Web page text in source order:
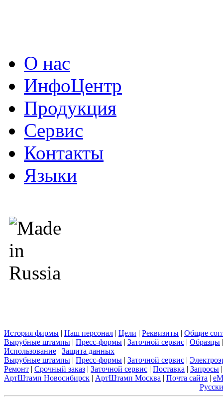
О нас
ИнфоЦентр
Продукция
Сервис
Контакты
Языки
История фирмы | Наш персонал | Цели | Реквизиты | Общие
Вырубные штампы | Пресс-формы | Заточной сервис | Образцы
Использование | Защита данных
Вырубные штампы | Пресс-формы | Заточной сервис |
Ремонт | Срочный заказ | Заточной сервис | Поставка | Запросы |
АртШтамп Новосибирск | АртШтамп Москва | Почта сайта |